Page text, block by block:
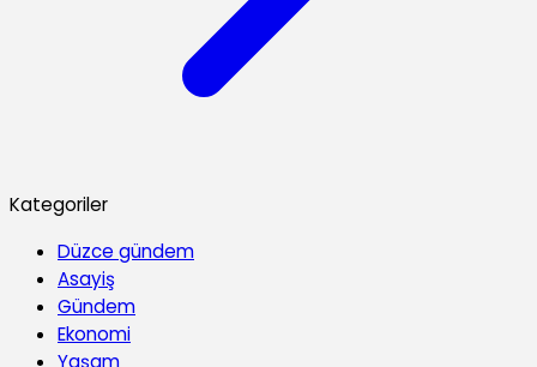
Kategoriler
Düzce gündem
Asayiş
Gündem
Ekonomi
Yaşam